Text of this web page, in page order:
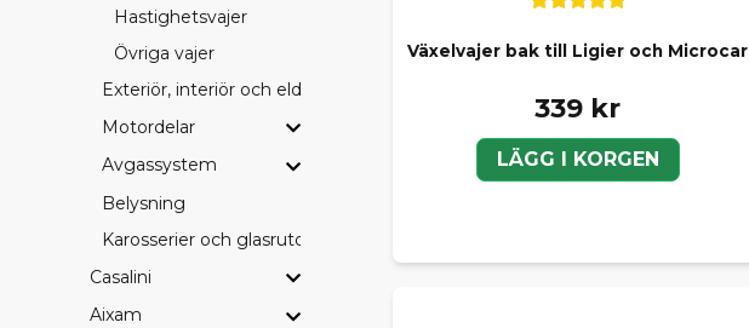
Hastighetsvajer
Övriga vajer
Exteriör, interiör och eldetaljer
Motordelar
Avgassystem
Belysning
Karosserier och glasrutor
Casalini
Aixam
Växelvajer bak till Ligier och Microcar
339 kr
LÄGG I KORGEN